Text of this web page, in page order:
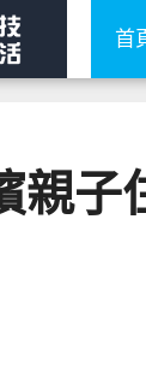
首
親